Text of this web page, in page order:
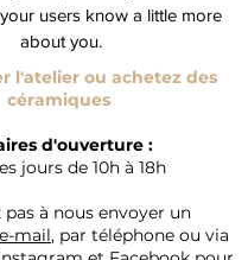
users know a little more
about you.
l'atelier ou achetez des
céramiques
d'ouverture :
jours de 10h à 18h
pas à nous envoyer un
mail, par téléphone ou via